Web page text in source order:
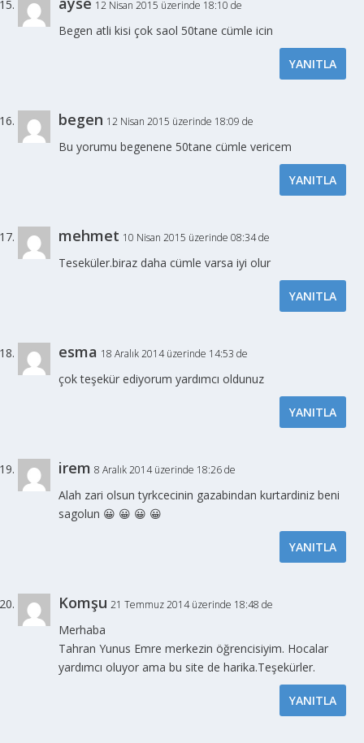
12 Nisan 2015 üzerinde 18:10 de
Begen atli kisi çok saol 50tane cümle icin
YANITLA
begen 12 Nisan 2015 üzerinde 18:09 de
Bu yorumu begenene 50tane cümle vericem
YANITLA
mehmet 10 Nisan 2015 üzerinde 08:34 de
Teseküler.biraz daha cümle varsa iyi olur
YANITLA
esma 18 Aralık 2014 üzerinde 14:53 de
çok teşekür ediyorum yardımcı oldunuz
YANITLA
irem 8 Aralık 2014 üzerinde 18:26 de
Alah zari olsun tyrkcecinin gazabindan kurtardiniz beni
sagolun 😀 😀 😀 😀
YANITLA
Komşu 21 Temmuz 2014 üzerinde 18:48 de
Merhaba
Tahran Yunus Emre merkezin öğrencisiyim. Hocalar
yardımcı oluyor ama bu site de harika.Teşekürler.
YANITLA